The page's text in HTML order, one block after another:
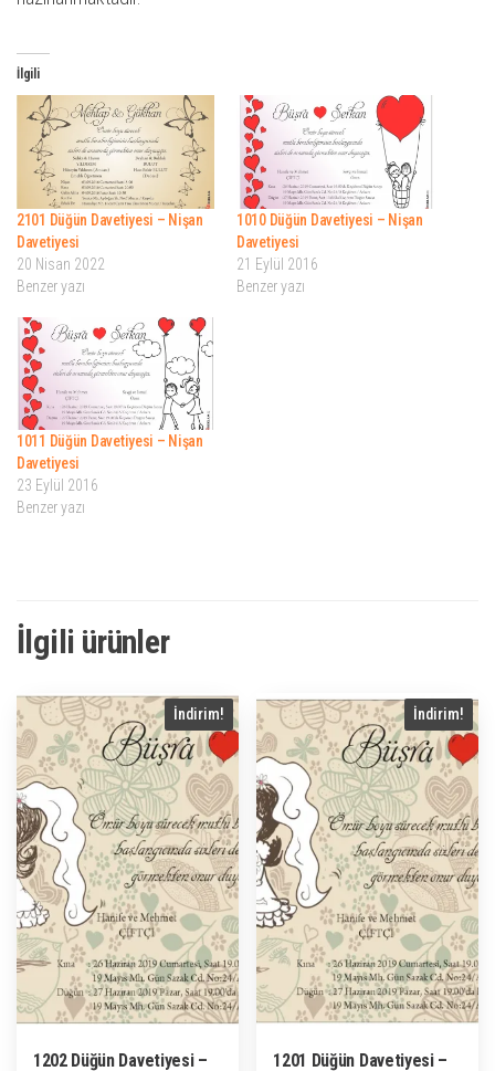
İlgili
2101 Düğün Davetiyesi – Nişan
Davetiyesi
20 Nisan 2022
Benzer yazı
1010 Düğün Davetiyesi – Nişan
Davetiyesi
21 Eylül 2016
Benzer yazı
1011 Düğün Davetiyesi – Nişan
Davetiyesi
23 Eylül 2016
Benzer yazı
İlgili ürünler
İndirim!
1202 Düğün Davetiyesi –
İndirim!
1201 Düğün Davetiyesi –